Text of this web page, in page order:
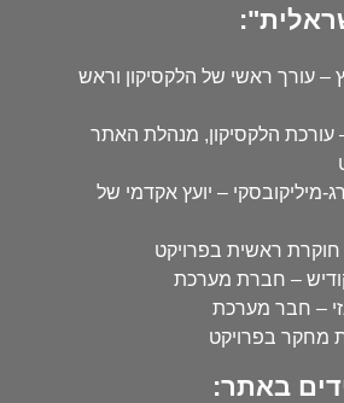
– עורך ראשי של הלקסיקון וראש
הלקסיקון, מנהלת האתר
מיליקובסקי – יועץ אקדמי של
ראשית בפרויקט
קודיש – חברת מערכת
– חבר מערכת
מחקר בפרויקט
באתר: